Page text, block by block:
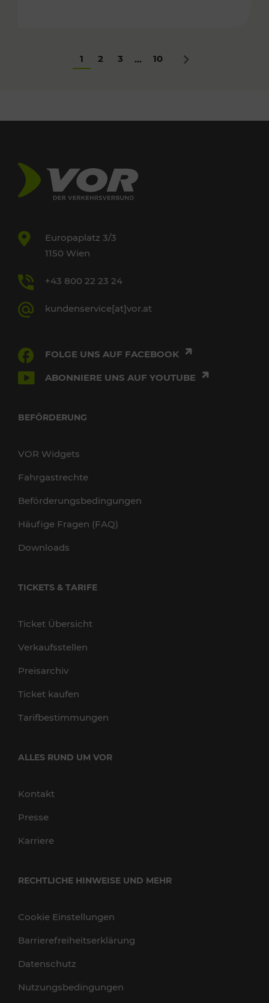
1 2 3 ... 10 Nächstes
Europaplatz 3/3
1150 Wien
+43 800 22 23 24
kundenservice[at]vor.at
FOLGE UNS AUF FACEBOOK
ABONNIERE UNS AUF YOUTUBE
BEFÖRDERUNG
VOR Widgets
Fahrgastrechte
Beförderungsbedingungen
Häufige Fragen (FAQ)
Downloads
TICKETS & TARIFE
Ticket Übersicht
Verkaufsstellen
Preisarchiv
Ticket kaufen
Tarifbestimmungen
ALLES RUND UM VOR
Kontakt
Presse
Karriere
RECHTLICHE HINWEISE UND MEHR
Cookie Einstellungen
Barrierefreiheitserklärung
Datenschutz
Nutzungsbedingungen